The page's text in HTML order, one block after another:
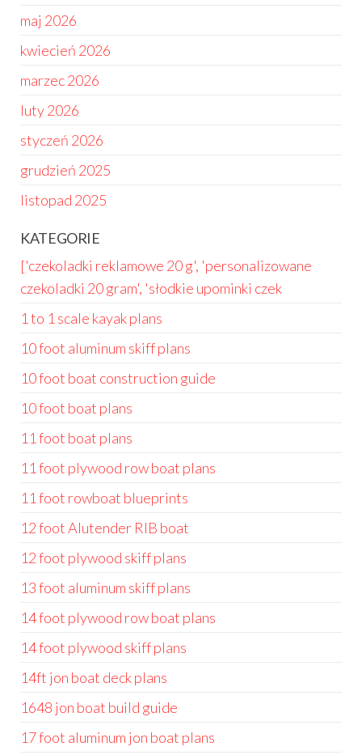
maj 2026
kwiecień 2026
marzec 2026
luty 2026
styczeń 2026
grudzień 2025
listopad 2025
KATEGORIE
['czekoladki reklamowe 20 g', 'personalizowane
czekoladki 20 gram', 'słodkie upominki czek
1 to 1 scale kayak plans
10 foot aluminum skiff plans
10 foot boat construction guide
10 foot boat plans
11 foot boat plans
11 foot plywood row boat plans
11 foot rowboat blueprints
12 foot Alutender RIB boat
12 foot plywood skiff plans
13 foot aluminum skiff plans
14 foot plywood row boat plans
14 foot plywood skiff plans
14ft jon boat deck plans
1648 jon boat build guide
17 foot aluminum jon boat plans